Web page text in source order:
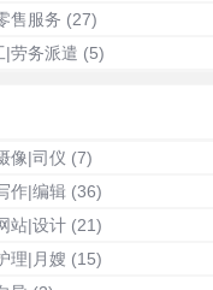
售服务 (27)
|劳务派遣 (5)
像|司仪 (7)
作|编辑 (36)
站|设计 (21)
理|月嫂 (15)